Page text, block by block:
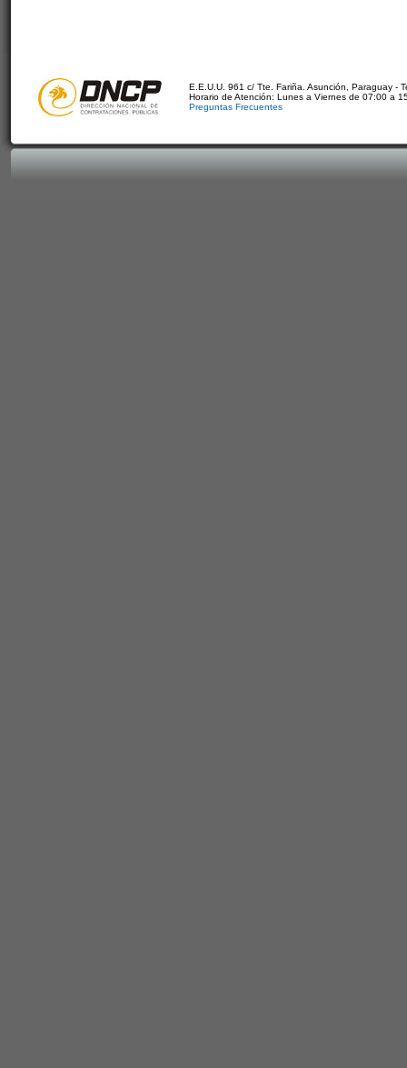
E.E.U.U. 961 c/ Tte. Fariña. Asunción, Paraguay -
Horario de Atención: Lunes a Viernes de 07:00 a
Preguntas Frecuentes